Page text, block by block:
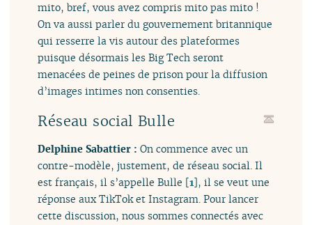
mito, bref, vous avez compris mito pas mito !
On va aussi parler du gouvernement britannique
qui resserre la vis autour des plateformes
puisque désormais les Big Tech seront
menacées de peines de prison pour la diffusion
d’images intimes non consenties.
Réseau social Bulle
Delphine Sabattier :On commence avec un
contre-modèle, justement, de réseau social. Il
est français, il s’appelle Bulle [1], il se veut une
réponse aux TikTok et Instagram. Pour lancer
cette discussion, nous sommes connectés avec